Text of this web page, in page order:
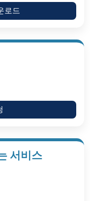
로드
서비스